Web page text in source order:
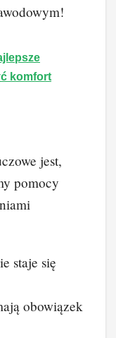
komfort
jest,
pomocy
staje się
obowiązek